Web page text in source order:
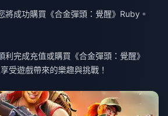
將成功購買《合金彈頭：覺醒》Ruby。
利完成充值或購買《合金彈頭：覺醒》
受遊戲帶來的樂趣與挑戰！